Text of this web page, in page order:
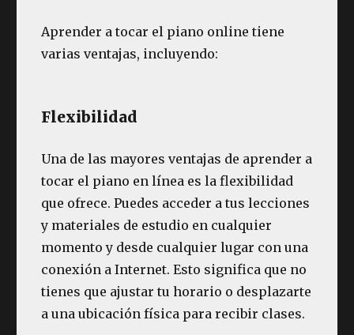
Aprender a tocar el piano online tiene
varias ventajas, incluyendo:
Flexibilidad
Una de las mayores ventajas de aprender a
tocar el piano en línea es la flexibilidad
que ofrece. Puedes acceder a tus lecciones
y materiales de estudio en cualquier
momento y desde cualquier lugar con una
conexión a Internet. Esto significa que no
tienes que ajustar tu horario o desplazarte
a una ubicación física para recibir clases.